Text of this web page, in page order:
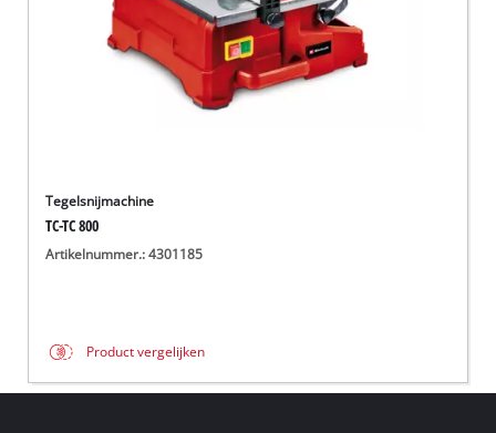
Tegelsnijmachine
TC-TC 800
Artikelnummer.: 4301185
Product vergelijken